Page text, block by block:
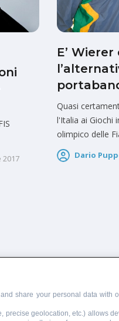
2017
E’
Quasi
l'Italia ai Giochi
olimpico delle
Dario
share your personal data with
geolocation, etc.) allows